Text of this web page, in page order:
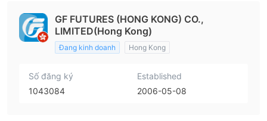
GF FUTURES (HONG KONG) CO.,
LIMITED(Hong Kong)
Đang kinh doanh Hong Kong
Số đăng ký
1043084
Established
2006-05-08